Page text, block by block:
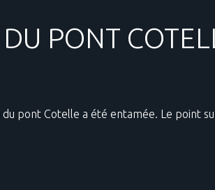
PONT
pont Cotelle a été entamée. Le point